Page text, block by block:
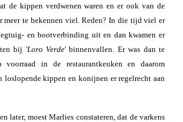
de kippen verdwenen waren en er ook van de
meer te bekennen viel. Reden? In die tijd viel er
en bootverbinding uit en dan kwamen er
bij 'Loro Verde' binnenvallen. Er was dan te
in de restaurantkeuken en daarom
loslopende kippen en konijnen er regelrecht aan
later, moest Marlies constateren, dat de varkens